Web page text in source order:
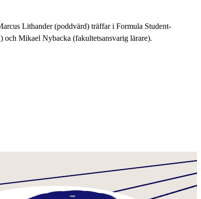
Lithander (poddvärd) träffar i Formula Student-
och Mikael Nybacka (fakultetsansvarig lärare).